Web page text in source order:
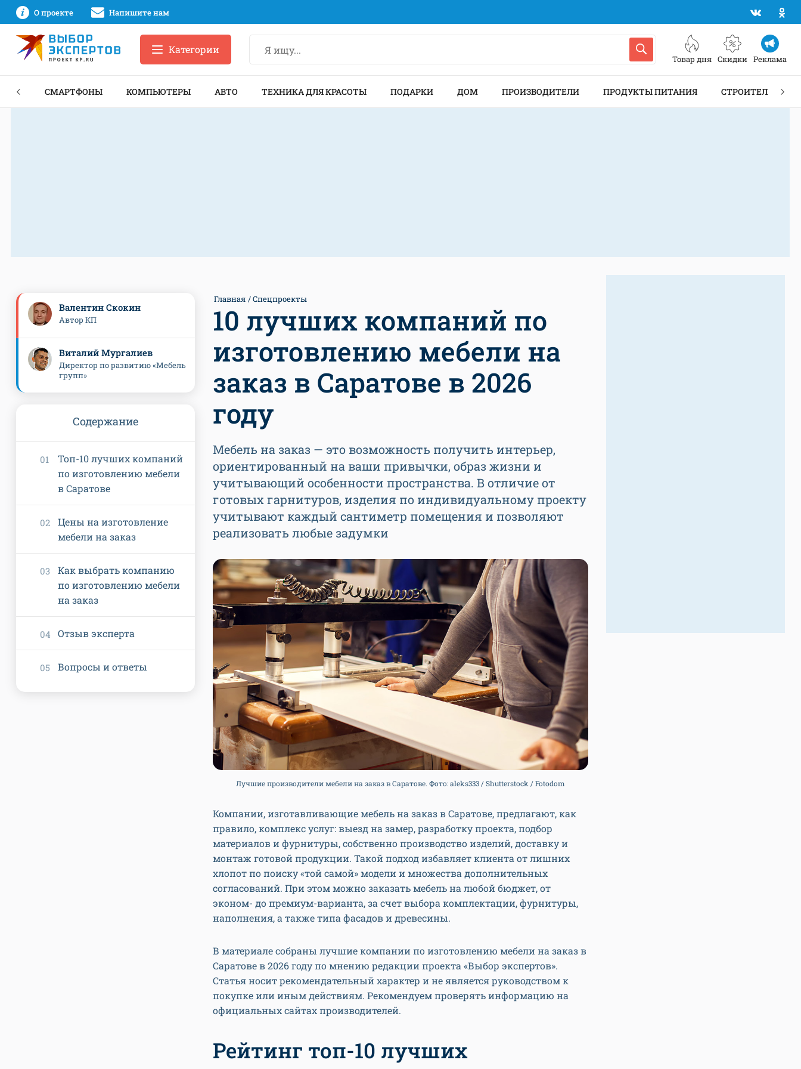
О проекте Напишите нам
Товар дня Скидки Реклама
Категории
СМАРТФОНЫ КОМПЬЮТЕРЫ АВТО ТЕХНИКА ДЛЯ КРАСОТЫ ПОДАРКИ ДОМ ПРОИЗВОДИТЕЛИ ПРОДУКТЫ ПИТАНИЯ СТРОИТЕЛЬСТВО
Главная Спецпроекты
10 лучших компаний по
изготовлению мебели на
заказ в Саратове в 2026
году
Мебель на заказ — это возможность получить интерьер,
ориентированный на ваши привычки, образ жизни и
учитывающий особенности пространства. В отличие от
готовых гарнитуров, изделия по индивидуальному проекту
учитывают каждый сантиметр помещения и позволяют
реализовать любые задумки
Лучшие производители мебели на заказ в Саратове. Фото: aleks333 / Shutterstock / Fotodom
Компании, изготавливающие мебель на заказ в Саратове, предлагают, как
правило, комплекс услуг: выезд на замер, разработку проекта, подбор
материалов и фурнитуры, собственно производство изделий, доставку и
монтаж готовой продукции. Такой подход избавляет клиента от лишних
хлопот по поиску «той самой» модели и множества дополнительных
согласований. При этом можно заказать мебель на любой бюджет, от
эконом- до премиум-варианта, за счет выбора комплектации, фурнитуры,
наполнения, а также типа фасадов и древесины.
В материале собраны лучшие компании по изготовлению мебели на заказ в
Саратове в 2026 году по мнению редакции проекта «Выбор экспертов».
Статья носит рекомендательный характер и не является руководством к
покупке или иным действиям. Рекомендуем проверять информацию на
официальных сайтах производителей.
Рейтинг топ-10 лучших
Валентин Скокин
Автор КП
Виталий Мургалиев
Директор по развитию «Мебель
групп»
Содержание
Топ-10 лучших компаний
по изготовлению мебели
в Саратове
Цены на изготовление
мебели на заказ
Как выбрать компанию
по изготовлению мебели
на заказ
Отзыв эксперта
Вопросы и ответы